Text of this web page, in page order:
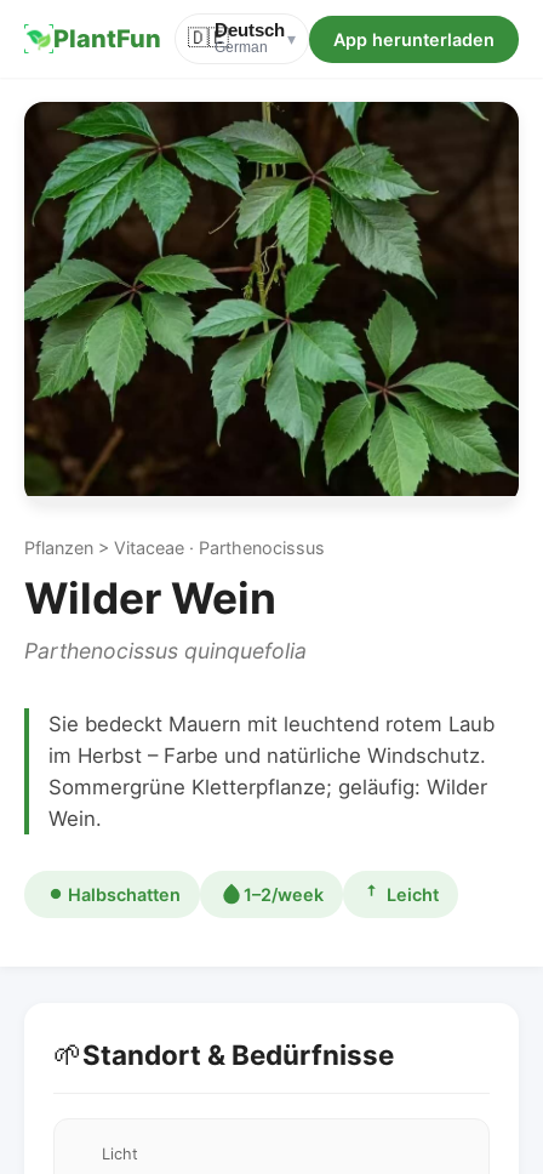
PlantFun 🇩🇪Deutsch
German ▾ App herunterladen
Pflanzen > Vitaceae · Parthenocissus
Wilder Wein
Parthenocissus quinquefolia
Sie bedeckt Mauern mit leuchtend rotem Laub
im Herbst – Farbe und natürliche Windschutz.
Sommergrüne Kletterpflanze; geläufig: Wilder
Wein.
Halbschatten 1–2/week Leicht
🌱Standort & Bedürfnisse
Licht